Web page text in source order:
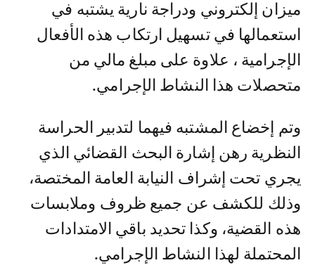
ميزان إلكتروني ودراجة نارية يشتبه في
استعمالها في تسهيل ارتكاب هذه الأفعال
الإجرامية ، علاوة على مبلغ مالي من
متحصلات هذا النشاط الإجرامي.
وتم إخضاع المشتبه فيهما لتدبير الحراسة
النظرية رهن إشارة البحث القضائي الذي
يجري تحت إشراف النيابة العامة المختصة،
وذلك للكشف عن جميع ظروف وملابسات
هذه القضية، وكذا تحديد باقي الامتدادات
المحتملة لهذا النشاط الإجرامي.